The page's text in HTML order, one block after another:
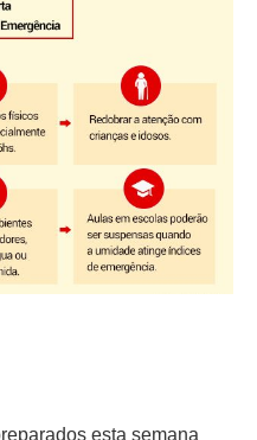
esta semana